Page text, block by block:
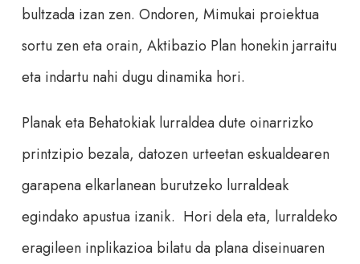
bultzada izan zen. Ondoren, Mimukai proiektua
sortu zen eta orain, Aktibazio Plan honekin jarraitu
eta indartu nahi dugu dinamika hori.
Planak eta Behatokiak lurraldea dute oinarrizko
printzipio bezala, datozen urteetan eskualdearen
garapena elkarlanean burutzeko lurraldeak
egindako apustua izanik. Hori dela eta, lurraldeko
eragileen inplikazioa bilatu da plana diseinuaren